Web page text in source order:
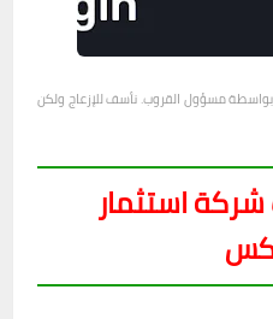
بواسطة مسؤول القروب. نأسف للإزعاج ولكن
استثمار